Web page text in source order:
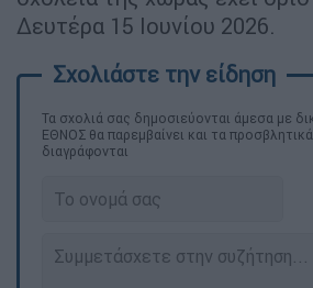
Δευτέρα 15 Ιουνίου 2026.
Τα σχολιά σας δημοσιεύονται άμεσα με
ΕΘΝΟΣ θα παρεμβαίνει και τα
διαγράφονται